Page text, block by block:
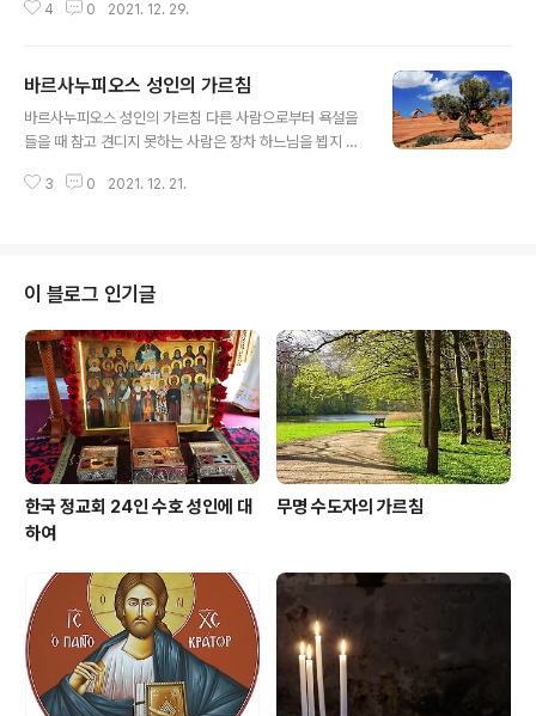
㎞ 떨어진 곳에서 수행하던 시절에 일어났던 사건입니다.
보았습니다. 가까이 다가가서 살펴보니 사자의 발에 칼날
이 박혀 있었고 상처는 곪아 퉁퉁 부어 있었습니다. 예라시
모스 성인은 사자의 발에서 칼날을 빼내고 고름을 짜낸 뒤
주었습니다. 그런데 상처가 다 나은 후에도 사자는 예라시
4 0 2021. 12. 29.
바르사누피오스 성인의 가르침
바르사누피오스 성인의 가르침 다른 사람으로부터 욕설을
들을 때 참고 견디지 못하는 사람은 장차 하느님을 뵙지 못
맛보지 못합니다. 여러분은 바르게 단련되기 위해 형제들
당신을 시험하는 사람들을 사랑하십시오. 깊이 생각해보
면, 그러한 사람들이 당신을 성공으로 이끈다는 사실을 발
견할 것입니다. 자신의 생활에서 기도를 없애는 것은 물에
서 물고기를 꺼내놓은 것과 같습니다. 물고기에게 물이 필
요하듯이 자신의 생활에도 기도가 필요합니다. 성 그레고
리오스는 "숨 쉬는 것보다 하느님을 더 찾을 ..
3 0 2021. 12. 21.
이 블로그 인기글
한국 정교회 24인 수호 성인에 대
하여
무명 수도자의 가르침